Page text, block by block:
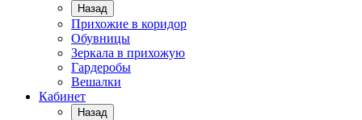
Назад
Прихожие в коридор
Обувницы
Зеркала в прихожую
Гардеробы
Вешалки
Кабинет
Назад